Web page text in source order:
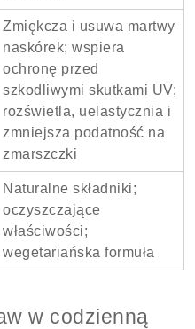
Zmiękcza i usuwa martwy
naskórek; wspiera
ochronę przed
szkodliwymi skutkami UV;
rozświetla, uelastycznia i
zmniejsza podatność na
zmarszczki
Naturalne składniki;
oczyszczające
właściwości;
wegetariańska formuła
w codzienną